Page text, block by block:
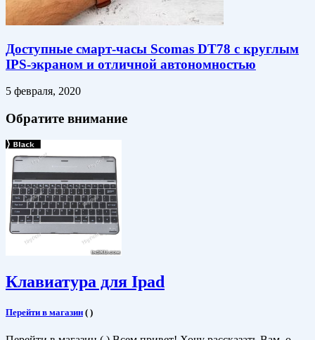
Доступные смарт-часы Scomas DT78 с круглым
IPS-экраном и отличной автономностью
5 февраля, 2020
Обратите внимание
Клавиатура для Ipad
Перейти в магазин ( )